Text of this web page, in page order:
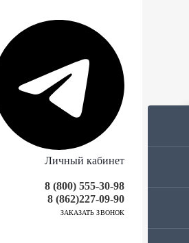
Личный кабинет
8 (800) 555-30-98
8 (862)227-09-90
ЗАКАЗАТЬ ЗВОНОК